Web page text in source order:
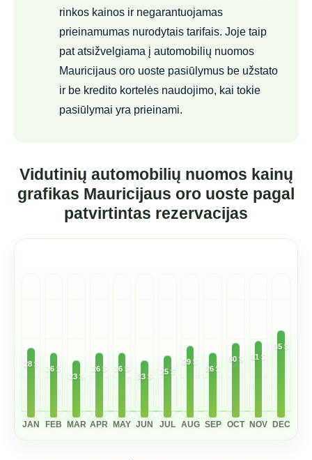
rinkos kainos ir negarantuojamas
prieinamumas nurodytais tarifais. Joje taip
pat atsižvelgiama į automobilių nuomos
Mauricijaus oro uoste pasiūlymus be užstato
ir be kredito kortelės naudojimo, kai tokie
pasiūlymai yra prieinami.
Vidutinių automobilių nuomos kainų
grafikas Mauricijaus oro uoste pagal
patvirtintas rezervacijas
28 $
JAN
26 $
FEB
23 $
MAR
26 $
APR
26 $
MAY
23 $
JUN
25 $
JUL
29 $
AUG
26 $
SEP
30 $
OCT
31 $
NOV
35 $
DEC